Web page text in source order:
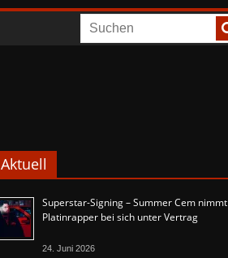
Aktuell
Superstar-Signing – Summer Cem nimmt
Platinrapper bei sich unter Vertrag
24. Juni 2026